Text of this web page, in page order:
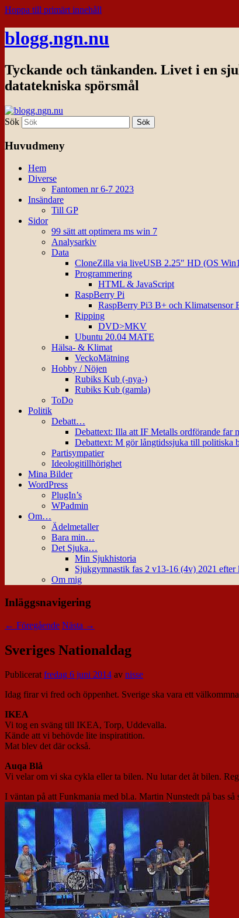
Hoppa till primärt innehåll
blogg.ngn.nu
Tyckande och tänkanden. Livet i en
datatekniska spörsmål
Sök
Huvudmeny
Hem
Diverse
Fantomen nr 6-7 2023
Insändare
Till GP
Sidor
99 sätt att optimera ms win 7
Analysarkiv
Data
CloneZilla via liveUSB 2.25″ HD (OS
Programmering
HTML & JavaScript
RaspBerry Pi
RaspBerry Pi3 B+ och Klimatsensor
Ripping
DVD>MKV
Ubuntu 20.04 MATE
Hälsa- & Klimat
VeckoMätning
Hobby / Nöjen
Rubiks Kub (-nya-)
Rubiks Kub (gamla)
ToDo
Politik
Debatt…
Debattext: Illa att IF Metalls ordförande far
Debattext: M gör långtidssjuka till politiska
Partisympatier
Ideologitillhörighet
Mina Bilder
WordPress
PlugIn’s
WPadmin
Om…
Ädelmetaller
Bara min…
Det Sjuka…
Min Sjukhistoria
Sjukgymnastik fas 2 v13-16 (4v) 2021 efter
Om mig
Inläggsnavigering
← Föregående Nästa →
Sveriges Nationaldag
Publiceratfredag 6 juni 2014 av nisse
Idag firar vi fred och öppenhet. Sverige ska vara ett
IKEA
Vi tog en sväng till IKEA, Torp, Uddevalla.
Kände att vi behövde lite inspiratition.
Mat blev det där också.
Auqa Blå
Vi velar om vi ska cykla eller ta bilen. Nu lutar det åt bilen.
I väntan på att Funkmania med bl.a. Martin Nunstedt på bas